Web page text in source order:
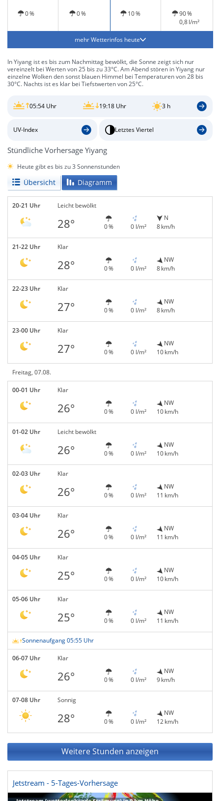
0 %
0 % 10 %
90 %
0,8 l/m²
mehr Wetterinfos heute
In Yiyang ist es bis zum Nachmittag bewölkt, die Sonne zeigt sich nur
vereinzelt bei Werten von 25 bis zu 33°C. Am Abend stören in Yiyang nur
einzelne Wolken den sonst blauen Himmel bei Temperaturen von 28 bis
30°C. Nachts ist es klar bei Tiefstwerten von 25°C.
05:54 Uhr 19:18 Uhr 3 h
UV-Index Letztes Viertel
Stündliche Vorhersage Yiyang
Heute gibt es bis zu 3 Sonnenstunden
Übersicht Diagramm
20-21 Uhr Leicht bewölkt
28° 0 % 0 l/m²
N
8 km/h
21-22 Uhr Klar
28° 0 % 0 l/m²
NW
8 km/h
22-23 Uhr Klar
27° 0 % 0 l/m²
NW
8 km/h
23-00 Uhr Klar
27° 0 % 0 l/m²
NW
10 km/h
Freitag, 07.08.
00-01 Uhr Klar
26° 0 % 0 l/m²
NW
10 km/h
01-02 Uhr Leicht bewölkt
26° 0 % 0 l/m²
NW
10 km/h
02-03 Uhr Klar
26° 0 % 0 l/m²
NW
11 km/h
03-04 Uhr Klar
26° 0 % 0 l/m²
NW
11 km/h
04-05 Uhr Klar
25° 0 % 0 l/m²
NW
10 km/h
05-06 Uhr Klar
25° 0 % 0 l/m²
NW
11 km/h
Sonnenaufgang 05:55 Uhr
06-07 Uhr Klar
26° 0 % 0 l/m²
NW
9 km/h
07-08 Uhr Sonnig
28° 0 % 0 l/m²
NW
12 km/h
Weitere Stunden anzeigen
Jetstream - 5-Tages-Vorhersage